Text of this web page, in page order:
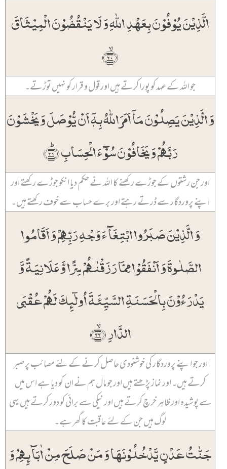
الَّذِیۡنَ یُوۡفُوۡنَ بِعَہۡدِ اللّٰہِ وَ لَا یَنۡقُضُوۡنَ الۡمِیۡثَاقَ
﴿ۙ۲۰﴾
جو اللہ کے عہد کو پورا کرتے ہیں اور قول و قرار کو نہیں توڑتے۔
وَ الَّذِیۡنَ یَصِلُوۡنَ مَاۤ اَمَرَ اللّٰہُ بِہٖۤ اَنۡ یُّوۡصَلَ وَ یَخۡشَوۡنَ
رَبَّہُمۡ وَ یَخَافُوۡنَ سُوۡٓءَ الۡحِسَابِ ﴿ؕ۲۱﴾
اور جن رشتوں کے جوڑے رکھنے کا اللہ نے حکم دیا انکو جوڑے رکھتے اور
اپنے پروردگار سے ڈرتے رہتے اور برے حساب سے خوف رکھتے ہیں۔
وَ الَّذِیۡنَ صَبَرُوا ابۡتِغَآءَ وَجۡہِ رَبِّہِمۡ وَ اَقَامُوا
الصَّلٰوۃَ وَ اَنۡفَقُوۡا مِمَّا رَزَقۡنٰہُمۡ سِرًّا وَّ عَلَانِیَۃً وَّ
یَدۡرَءُوۡنَ بِالۡحَسَنَۃِ السَّیِّئَۃَ اُولٰٓئِکَ لَہُمۡ عُقۡبَی
الدَّارِ ﴿ۙ۲۲﴾
اور جو اپنے پروردگار کی خوشنودی حاصل کرنے کے لئے مصائب پر صبر
کرتے ہیں۔ اور نماز پڑھتے ہیں اور جو مال ہم نے ان کو دیا ہے اس میں
سے پوشیدہ اور ظاہر خرچ کرتے ہیں اور نیکی سے برائی کو دور کرتے ہیں یہی
لوگ ہیں جن کے لئے عاقبت کا گھر ہے۔
جَنّٰتُ عَدۡنٍ یَّدۡخُلُوۡنَہَا وَ مَنۡ صَلَحَ مِنۡ اٰبَآئِہِمۡ وَ